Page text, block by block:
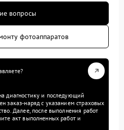
вопросы
фотоаппаратов
диагностику и последующий
заказ-наряд с указанием страховых
Далее, после выполнения работ
акт выполненных работ и